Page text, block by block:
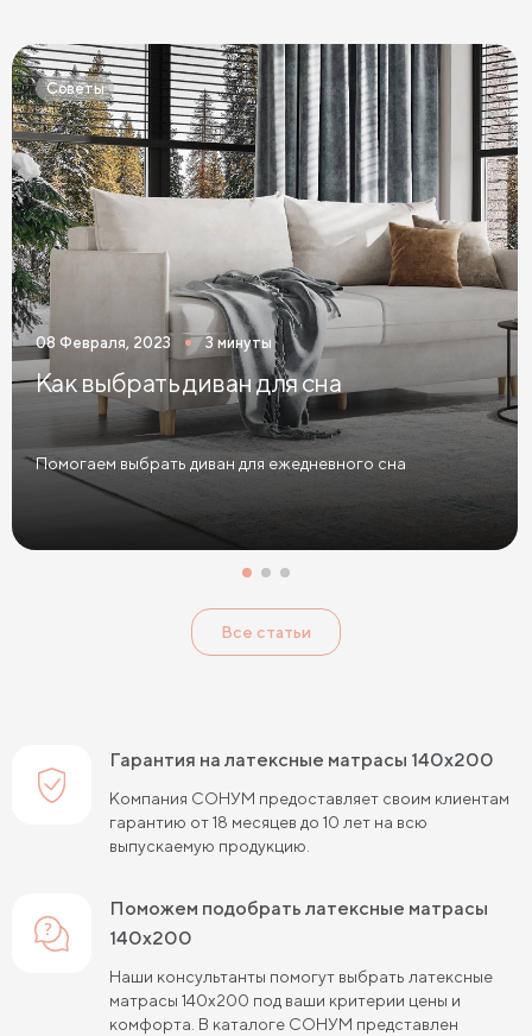
Матрасы 160x200 см Матрасы 180х200 см
Матрасы 200 см шириной Пружинные матрасы
Беспружинные матрасы Мягкие матрасы
Матрасы средней жесткости Жесткие матрасы
Тонкие матрасы Матрасы с независимыми пружинами
Матрасы из латекса Кокосовые матрасы
Матрасы из латекса и кокоса
Матрасы с эффектом памяти Высокие матрасы
Матрасы с 5 зонами жесткости
Матрасы с 7 зонами жесткости
Двуспальные матрасы Матрасы для кроватей
Односпальные матрасы 80х190
Жесткие матрасы 160х200
Односпальные пружинные матрасы
Кокосовые пружинные матрасы
Пружинные матрасы 80 см
Советы
08 Февраля, 2023 3 минуты
Как выбрать диван для сна
Помогаем выбрать диван для ежедневного сна
Все статьи
Гарантия на латексные матрасы 140х200
Компания СОНУМ предоставляет своим клиентам
гарантию от 18 месяцев до 10 лет на всю
выпускаемую продукцию.
Поможем подобрать латексные матрасы
140х200
Наши консультанты помогут выбрать латексные
матрасы 140х200 под ваши критерии цены и
комфорта. В каталоге СОНУМ представлен